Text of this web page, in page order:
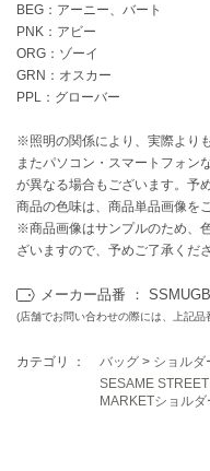
COLE HAAN
コール ハーン
CONVERSE
コンバース
DANSKIN
ダンスキン
EIMY ISTOIRE
エイミー イストワール
エミ
BEG：アーニー、バート
PNK：アビー
ORG：ゾーイ
GRN：オスカー
PPL：グローバー
※照明の関係により、実際より
またパソコン・スマートフォン
が異なる場合もございます。予
商品の色味は、商品単品画像を
※商品画像はサンプルのため、
ざいますので、予めご了承くださ
メーカー品番 ：
(店舗でお問い合わせの際には、上記品
カテゴリ ： バッグ > ショルダ
SESAME
MARKETショル